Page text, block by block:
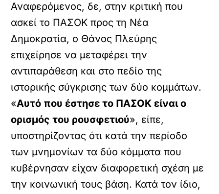
Αναφερόμενος, δε, στην κριτική που
ασκεί το ΠΑΣΟΚ προς τη Νέα
Δημοκρατία, ο Θάνος Πλεύρης
επιχείρησε να μεταφέρει την
αντιπαράθεση και στο πεδίο της
ιστορικής σύγκρισης των δύο κομμάτων.
«Αυτό που έστησε το ΠΑΣΟΚ είναι ο
ορισμός του ρουσφετιού», είπε,
υποστηρίζοντας ότι κατά την περίοδο
των μνημονίων τα δύο κόμματα που
κυβέρνησαν είχαν διαφορετική σχέση με
την κοινωνική τους βάση. Κατά τον ίδιο,